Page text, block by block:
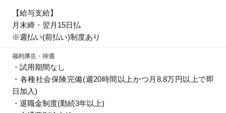
【給与支給】
月末締・翌月15日払
※週払い(前払い)制度あり
福利厚生・待遇
・試用期間なし
・各種社会保険完備(週20時間以上かつ月8.8万円以上で即
日加入)
・退職金制度(勤続3年以上)